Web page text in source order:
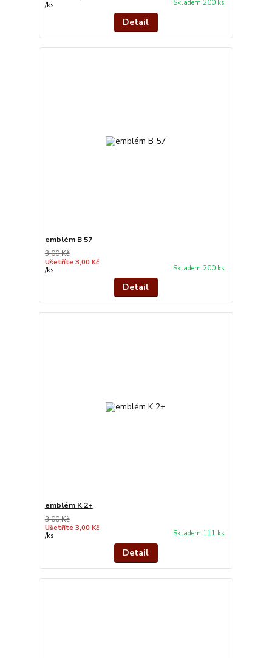
/ks Skladem 200 ks
Detail
emblém B 57
3,00 Kč
Ušetříte 3,00 Kč
/ks Skladem 200 ks
Detail
emblém K 2+
3,00 Kč
Ušetříte 3,00 Kč
/ks Skladem 111 ks
Detail